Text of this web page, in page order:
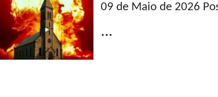
09 de Maio de 2026
...